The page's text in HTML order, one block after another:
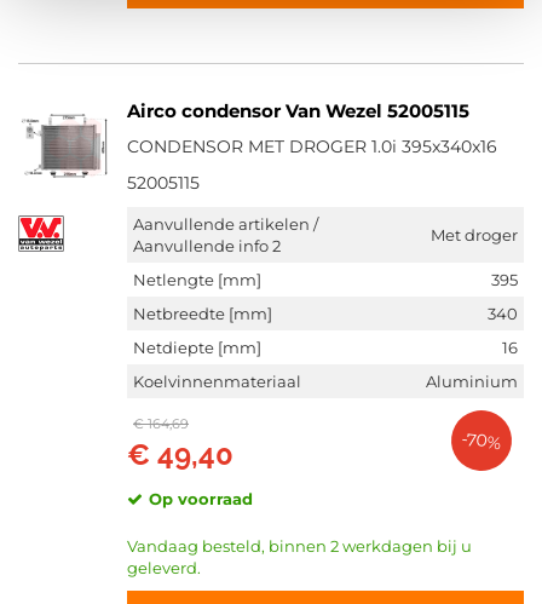
Airco condensor Van Wezel 52005115
CONDENSOR MET DROGER 1.0i 395x340x16
52005115
Aanvullende artikelen /
Aanvullende info 2
Met droger
Netlengte [mm]
395
Netbreedte [mm]
340
Netdiepte [mm]
16
Koelvinnenmateriaal
Aluminium
€ 164,69
€ 49,40 -70%
Op voorraad
Vandaag besteld, binnen 2 werkdagen bij u
geleverd.